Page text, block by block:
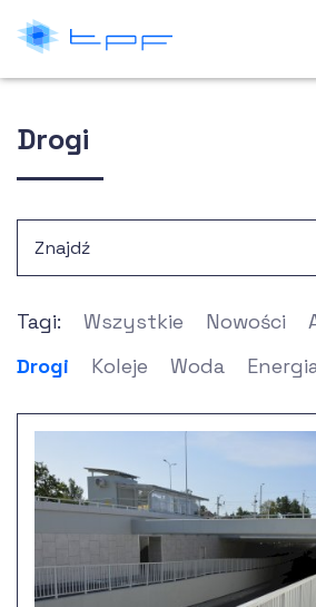
Drogi
Tagi: Wszystkie Nowości
Drogi
Koleje Woda